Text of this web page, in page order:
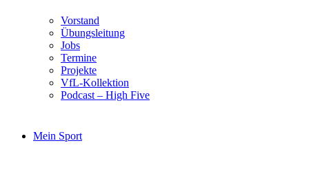
Vorstand
Übungsleitung
Jobs
Termine
Projekte
VfL-Kollektion
Podcast – High Five
Mein Sport